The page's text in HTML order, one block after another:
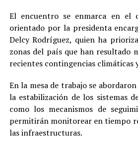
El encuentro se enmarca en el
orientado por la presidenta
Delcy Rodríguez, quien ha
zonas del país que han resultado
recientes contingencias climáticas
En la mesa de trabajo se
la estabilización de los sistemas
como los mecanismos de
permitirán monitorear en tiempo
las infraestructuras.